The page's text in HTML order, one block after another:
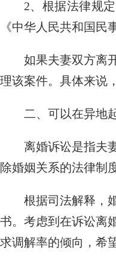
2、根据法律规
《中华人民共和国民
如果夫妻双方离
理该案件。具体来说
二、可以在异地
离婚诉讼是指夫
除婚姻关系的法律制
根据司法解释，
书。考虑到在诉讼离
求调解率的倾向，希